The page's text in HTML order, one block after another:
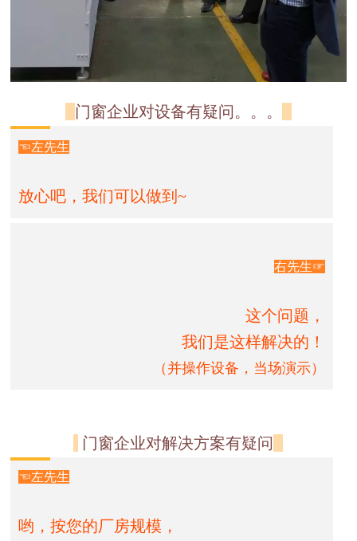
门窗企业对设备有疑问。。。
☜左先生
放心吧，我们可以做到~
右先生☞
这个问题，
我们是这样解决的！
（并操作设备，当场演示）
门窗企业对解决方案有疑问
☜左先生
哟，按您的厂房规模，